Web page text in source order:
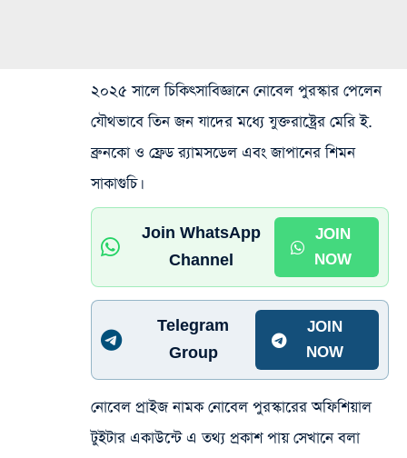
২০২৫ সালে চিকিৎসাবিজ্ঞানে নোবেল পুরস্কার পেলেন
যৌথভাবে তিন জন যাদের মধ্যে যুক্তরাষ্ট্রের মেরি ই.
ব্রুনকো ও ফ্রেড র‍্যামসডেল এবং জাপানের শিমন
সাকাগুচি।
Join WhatsApp
Channel
JOIN
NOW
Telegram
Group
JOIN
NOW
নোবেল প্রাইজ নামক নোবেল পুরস্কারের অফিশিয়াল
টুইটার একাউন্টে এ তথ্য প্রকাশ পায় সেখানে বলা